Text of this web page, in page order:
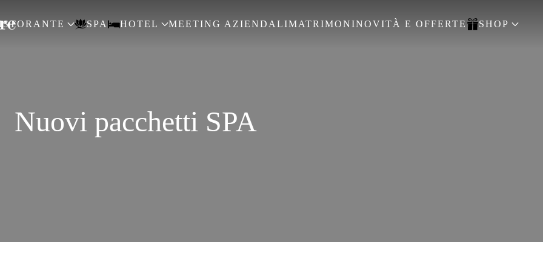
SPA HOTEL MEETING AZIENDALIMATRIMONINOVITÀ E OFFERTE SHOP
Nuovi pacchetti SPA